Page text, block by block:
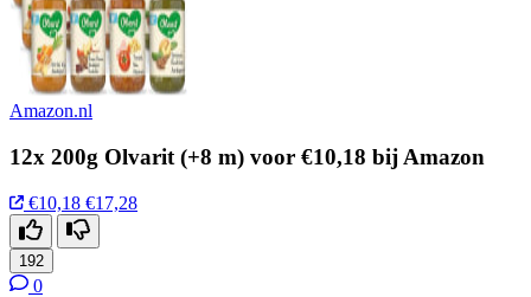
Amazon.nl
12x 200g Olvarit (+8 m) voor €10,18 bij Amazon
€10,18 €17,28
192
0